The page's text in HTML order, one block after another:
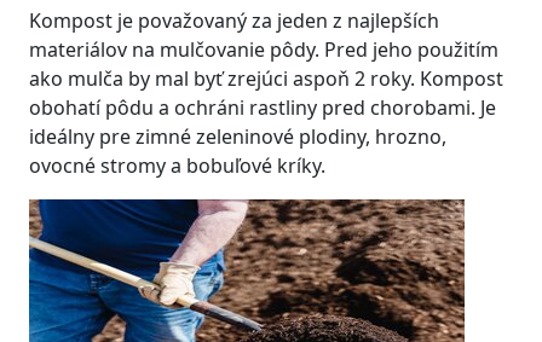
Kompost je považovaný za jeden z najlepších
materiálov na mulčovanie pôdy. Pred jeho použitím
ako mulča by mal byť zrejúci aspoň 2 roky. Kompost
obohatí pôdu a ochráni rastliny pred chorobami. Je
ideálny pre zimné zeleninové plodiny, hrozno,
ovocné stromy a bobuľové kríky.